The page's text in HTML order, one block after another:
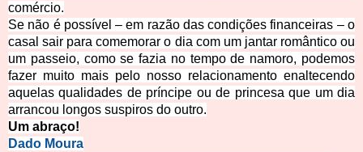
comércio.
Se não é possível – em razão das condições financeiras – o
casal sair para comemorar o dia com um jantar romântico ou
um passeio, como se fazia no tempo de namoro, podemos
fazer muito mais pelo nosso relacionamento enaltecendo
aquelas qualidades de príncipe ou de princesa que um dia
arrancou longos suspiros do outro.
Um abraço!
Dado Moura